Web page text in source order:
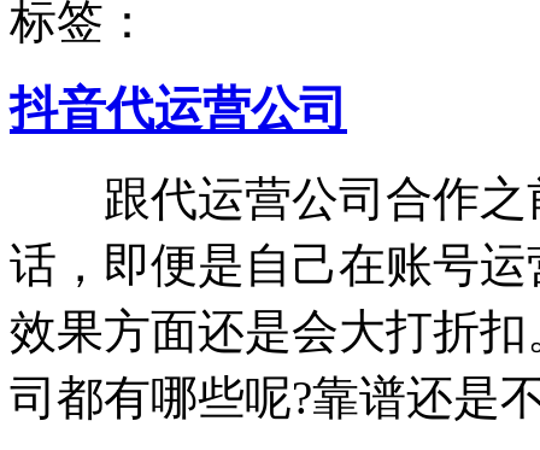
标签：
抖音代运营公司
跟代运营公司合作之
话，即便是自己在账号
效果方面还是会大打折
司都有哪些呢?靠谱还是